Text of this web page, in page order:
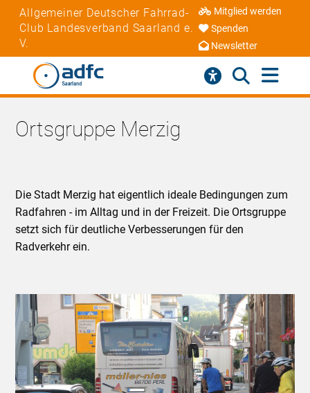
Allgemeiner Deutscher Fahrrad-
Club Landesverband Saarland e.
V.
Mitglied werden
Spenden
Newsletter
Ortsgruppe Merzig
Die Stadt Merzig hat eigentlich ideale Bedingungen zum
Radfahren - im Alltag und in der Freizeit. Die Ortsgruppe
setzt sich für deutliche Verbesserungen für den
Radverkehr ein.